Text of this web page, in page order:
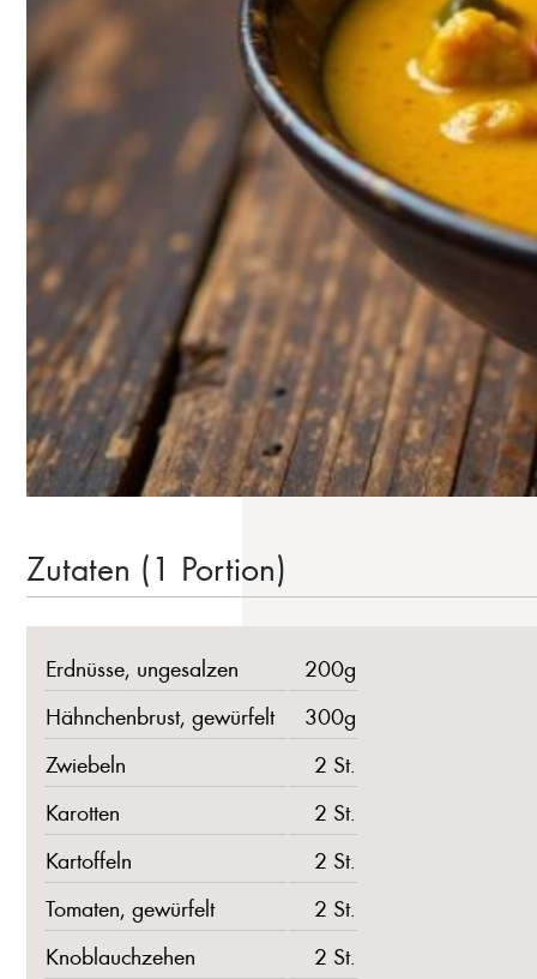
Zutaten (1 Portion)
Erdnüsse, ungesalzen
200g
Hähnchenbrust, gewürfelt
300g
Zwiebeln
2 St.
Karotten
2 St.
Kartoffeln
2 St.
Tomaten, gewürfelt
2 St.
Knoblauchzehen
2 St.